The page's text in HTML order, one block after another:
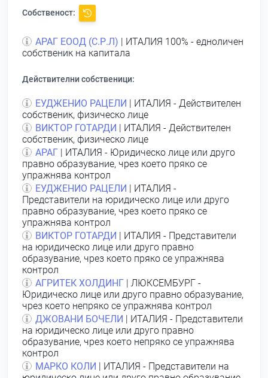
Собственост:
АРАГ ЕООД (С.Р.Л) | ИТАЛИЯ 100% - едноличен
собственик на капитала
Действителни собственици:
ЕУДЖЕНИО РАЦЕЛИ
| ИТАЛИЯ - Действителен
собственик, физическо лице
ВИКТОР ГОТАРДИ
| ИТАЛИЯ - Действителен
собственик, физическо лице
АРАГ | ИТАЛИЯ - Юридическо лице или друго
правно образувание, чрез което пряко се
упражнява контрол
ЕУДЖЕНИО РАЦЕЛИ
| ИТАЛИЯ -
Представители на юридическо лице или друго
правно образувание, чрез което пряко се
упражнява контрол
ВИКТОР ГОТАРДИ
| ИТАЛИЯ - Представители
на юридическо лице или друго правно
образувание, чрез което пряко се упражнява
контрол
АГРИТЕК ХОЛДИНГ | ЛЮКСЕМБУРГ -
Юридическо лице или друго правно образувание,
чрез което непряко се упражнява контрол
ДЖОВАНИ БОЧЕЛИ
| ИТАЛИЯ - Представители
на юридическо лице или друго правно
образувание, чрез което непряко се упражнява
контрол
МАРКО КОЛИ
| ИТАЛИЯ - Представители на